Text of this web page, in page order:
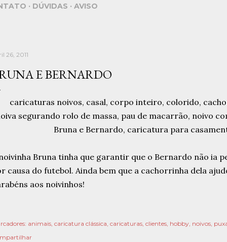
DÚVIDAS AVISO
26, 2011
E BERNARDO
Bruna tinha que garantir que o Bernardo não ia
causa do futebol. Ainda bem que a cachorrinha dela
aos noivinhos!
animais caricatura clássica caricaturas clientes hobby noivos